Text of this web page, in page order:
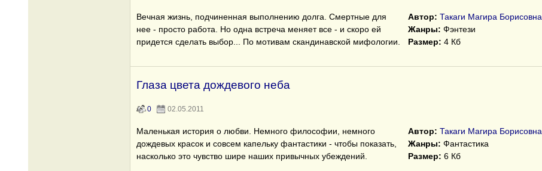
Вечная жизнь, подчиненная выполнению долга. Смертные для
нее - просто работа. Но одна встреча меняет все - и скоро ей
придется сделать выбор... По мотивам скандинавской мифологии.
Автор: Такаги Магира Борисовна
Жанры: Фэнтези
Размер: 4 Кб
Глаза цвета дождевого неба
0 02.05.2011
Маленькая история о любви. Немного философии, немного
дождевых красок и совсем капельку фантастики - чтобы показать,
насколько это чувство шире наших привычных убеждений.
Автор: Такаги Магира Борисовна
Жанры: Фантастика
Размер: 6 Кб